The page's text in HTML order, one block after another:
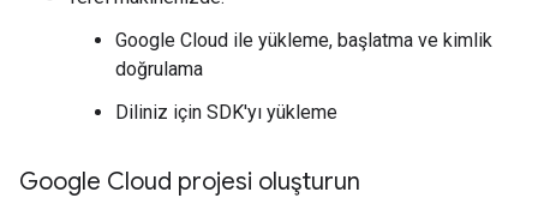
Google Cloud ile yükleme, başlatma ve kimlik
doğrulama
Diliniz için SDK'yı yükleme
Google Cloud projesi oluşturun